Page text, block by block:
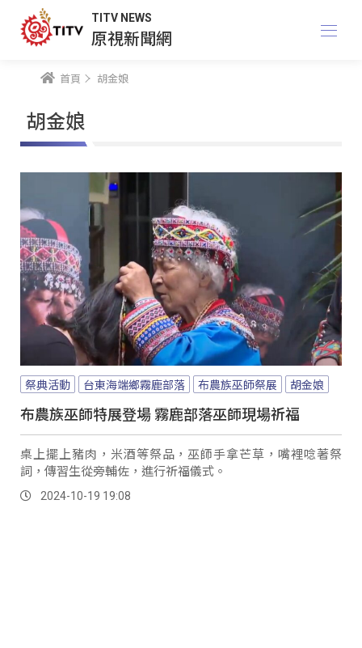
TITV NEWS
原視新聞網
首頁 胡金娘
胡金娘
祭典活動 台東海端鄉霧鹿部落 布農族巫師祭展 胡金娘
布農族巫師特展登場 霧鹿部落巫師現場祈福
桌上擺上豬肉，米酒等祭品，巫師手拿芒草，嘴裡唸著祭
詞，傳習生從旁輔佐，進行祈福儀式。
2024-10-19 19:08